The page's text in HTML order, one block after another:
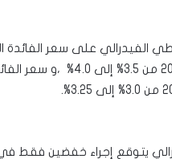
الفيدرالي على سعر